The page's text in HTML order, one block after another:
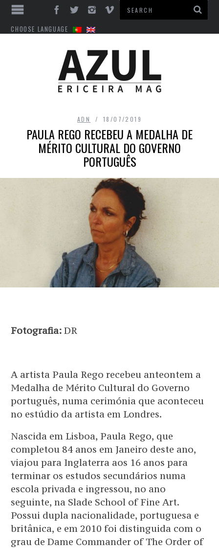
CHOOSE LANGUAGE
ADN 18/07/2019
PAULA REGO RECEBEU A MEDALHA DE
MÉRITO CULTURAL DO GOVERNO
PORTUGUÊS
Fotografia: DR
A artista Paula Rego recebeu anteontem a
Medalha de Mérito Cultural do Governo
português, numa cerimónia que aconteceu
no estúdio da artista em Londres.
Nascida em Lisboa, Paula Rego, que
completou 84 anos em Janeiro deste ano,
viajou para Inglaterra aos 16 anos para
terminar os estudos secundários numa
escola privada e ingressou, no ano
seguinte, na Slade School of Fine Art.
Possui dupla nacionalidade, portuguesa e
britânica, e em 2010 foi distinguida com o
grau de Dame Commander of The Order of